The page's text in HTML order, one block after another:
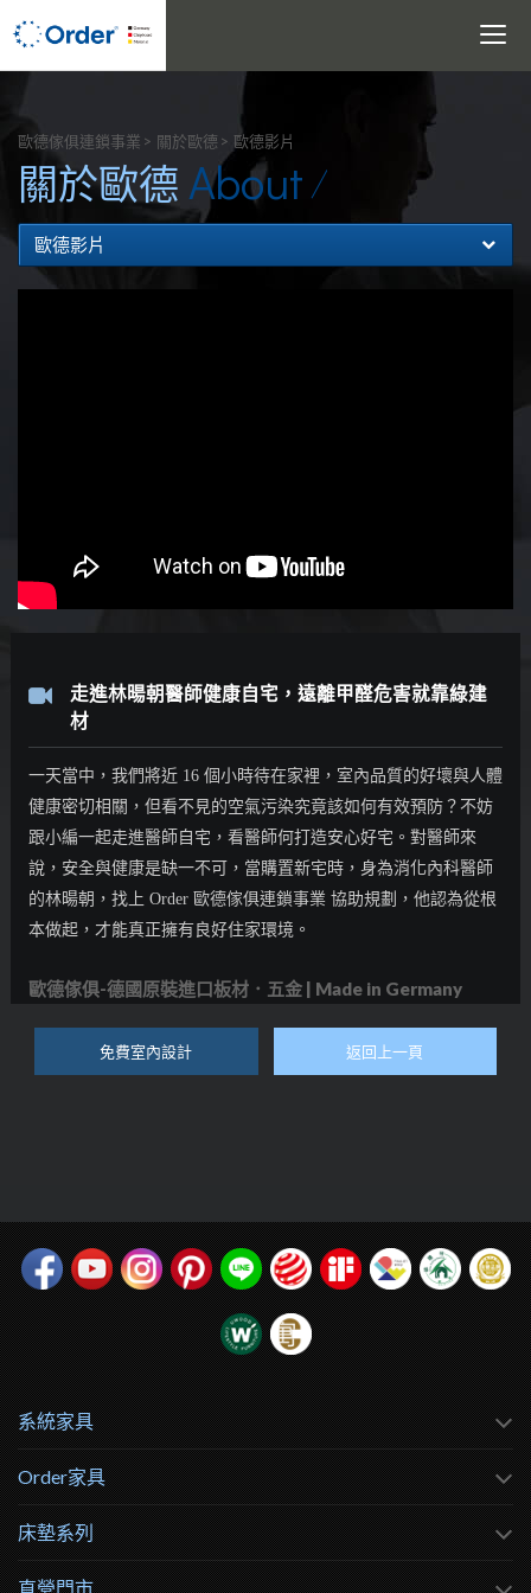
Toggle
歐德傢俱連鎖事業 關於歐德 歐德影片
關於歐德 About
歐德影片
走進林暘朝醫師健康自宅，遠離甲醛危害就靠綠建
材
一天當中，我們將近 16 個小時待在家裡，室內品質的好壞與人體
健康密切相關，但看不見的空氣污染究竟該如何有效預防？不妨
跟小編一起走進醫師自宅，看醫師何打造安心好宅。 對醫師來
說，安全與健康是缺一不可，當購置新宅時，身為消化內科醫師
的林暘朝，找上 Order 歐德傢俱連鎖事業 協助規劃，他認為從根
本做起，才能真正擁有良好住家環境。
歐德傢俱-德國原裝進口板材．五金 | Made in Germany
免費室內設計 返回上一頁
系統家具
Order家具
床墊系列
直營門市